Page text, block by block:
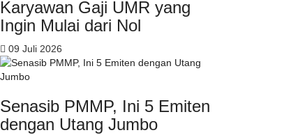
Karyawan Gaji UMR yang
Ingin Mulai dari Nol
09 Juli 2026
Senasib PMMP, Ini 5 Emiten
dengan Utang Jumbo